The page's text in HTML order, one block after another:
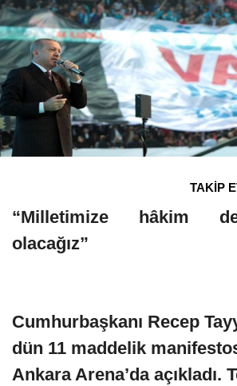
TAKİP
“Milletimize hâkim
olacağız”
Cumhurbaşkanı Recep
dün 11 maddelik
Ankara Arena’da açıkladı.